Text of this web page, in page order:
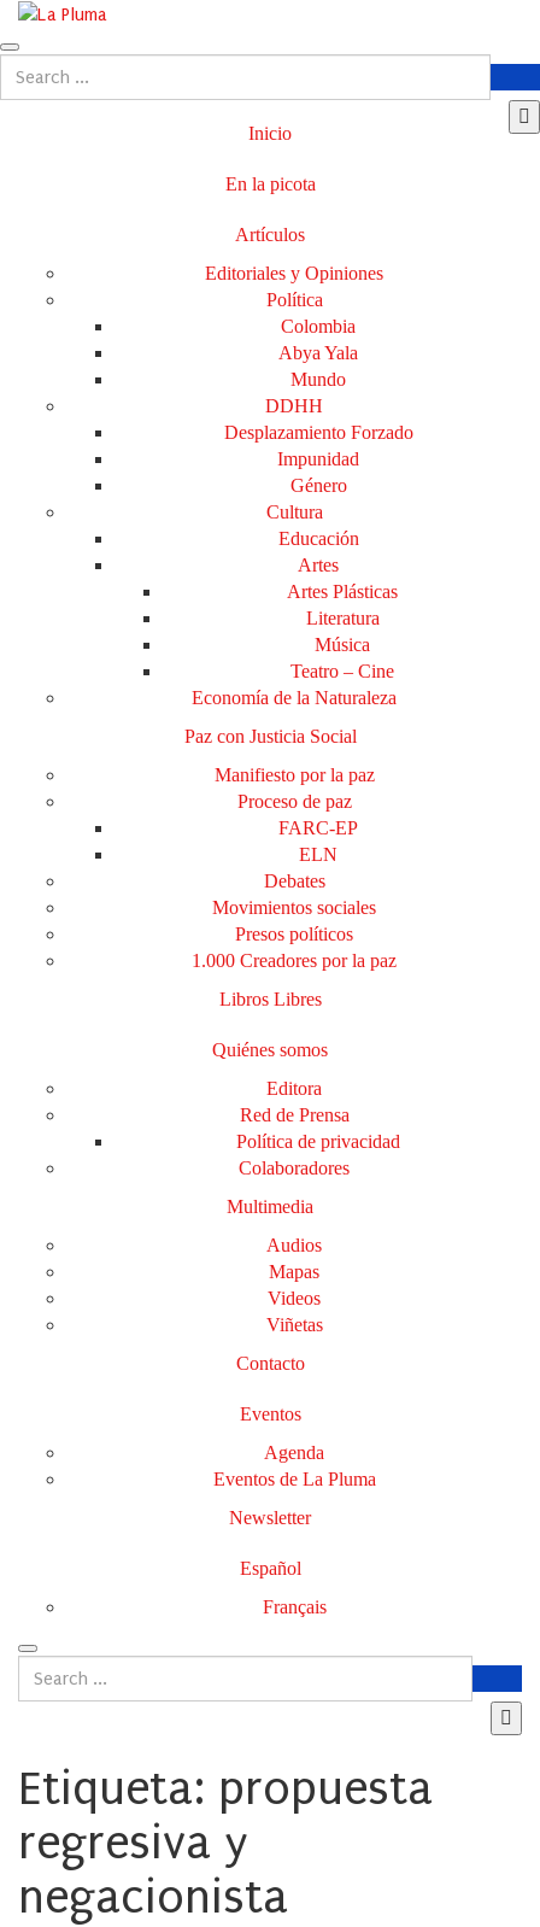
Inicio
En la picota
Artículos
Editoriales y Opiniones
Política
Colombia
Abya Yala
Mundo
DDHH
Desplazamiento Forzado
Impunidad
Género
Cultura
Educación
Artes
Artes Plásticas
Literatura
Música
Teatro – Cine
Economía de la Naturaleza
Paz con Justicia Social
Manifiesto por la paz
Proceso de paz
FARC-EP
ELN
Debates
Movimientos sociales
Presos políticos
1.000 Creadores por la paz
Libros Libres
Quiénes somos
Editora
Red de Prensa
Política de privacidad
Colaboradores
Multimedia
Audios
Mapas
Videos
Viñetas
Contacto
Eventos
Agenda
Eventos de La Pluma
Newsletter
Español
Français
Etiqueta: propuesta
regresiva y
negacionista